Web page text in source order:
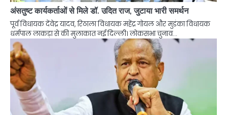
अंसतुष्ट कार्यकर्ताओं से मिले डॉ. उदित राज, जुटाया भारी समर्थन
पूर्व विधायक देंवेद्र यादव, रिठाला विधायक महेंद्र गोयल और मुडंका विधायक
धर्मपाल लाकड़ा से की मुलाकात नई दिल्ली। लोकसभा चुनाव…